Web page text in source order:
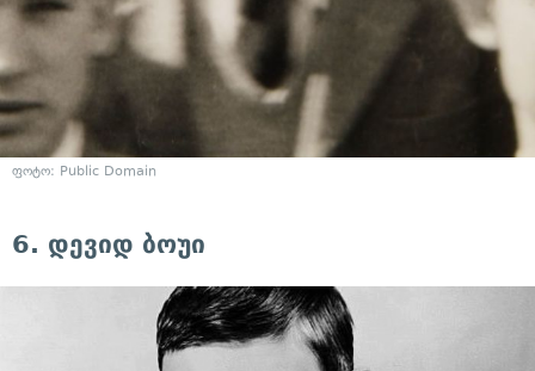
ფოტო: Public Domain
6. დევიდ ბოუი